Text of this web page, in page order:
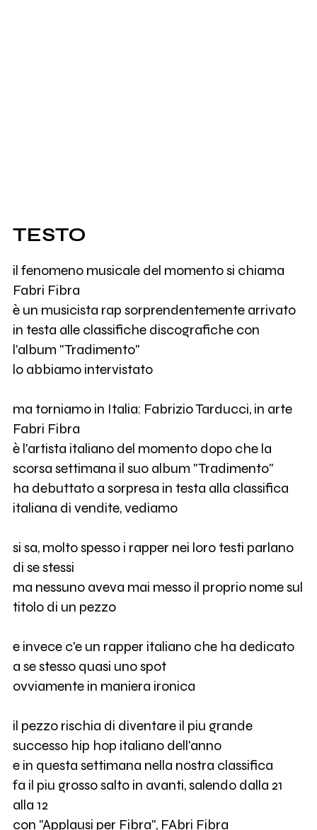
TESTO
il fenomeno musicale del momento si chiama
Fabri Fibra
è un musicista rap sorprendentemente arrivato
in testa alle classifiche discografiche con
l'album "Tradimento"
lo abbiamo intervistato
ma torniamo in Italia: Fabrizio Tarducci, in arte
Fabri Fibra
è l'artista italiano del momento dopo che la
scorsa settimana il suo album "Tradimento"
ha debuttato a sorpresa in testa alla classifica
italiana di vendite, vediamo
si sa, molto spesso i rapper nei loro testi parlano
di se stessi
ma nessuno aveva mai messo il proprio nome sul
titolo di un pezzo
e invece c'e un rapper italiano che ha dedicato
a se stesso quasi uno spot
ovviamente in maniera ironica
il pezzo rischia di diventare il piu grande
successo hip hop italiano dell'anno
e in questa settimana nella nostra classifica
fa il piu grosso salto in avanti, salendo dalla 21
alla 12
con "Applausi per Fibra", FAbri Fibra